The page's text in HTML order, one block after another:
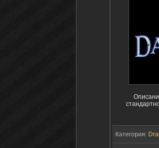
Категория: